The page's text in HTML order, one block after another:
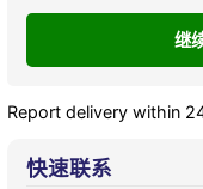
Report delivery within
快速联系